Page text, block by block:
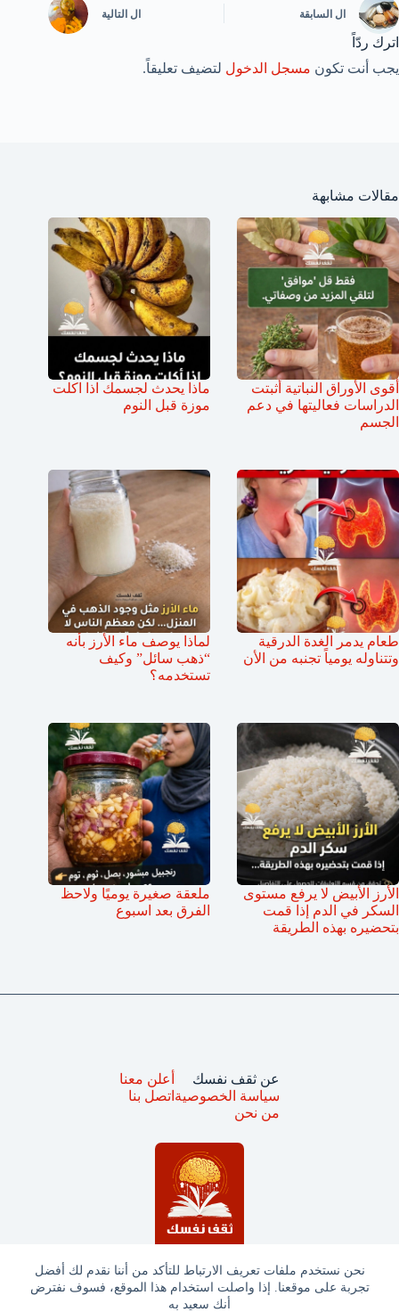
نحن نستخدم ملفات تعريف الارتباط للتأكد من أننا نقدم لك أفضل
تجربة على موقعنا. إذا واصلت استخدام هذا الموقع، فسوف نفترض
أنك سعيد به
ال السابقة ال التالية
اترك ردّاً
يجب أنت تكون مسجل الدخول لتضيف تعليقاً.
مقالات مشابهة
أقوى الأوراق النباتية أثبتت
الدراسات فعاليتها في دعم
الجسم
ماذا يحدث لجسمك اذا اكلت
موزة قبل النوم
طعام يدمر الغدة الدرقية
وتتناوله يومياً تجنبه من الأن
لماذا يوصف ماء الأرز بأنه
“ذهب سائل” وكيف
تستخدمه؟
الأرز الأبيض لا يرفع مستوى
السكر في الدم إذا قمت
بتحضيره بهذه الطريقة
ملعقة صغيرة يوميًا ولاحظ
الفرق بعد اسبوع
جميع الحقوق محفوظة © ثقف نفسك 2025
عن ثقف نفسك
سياسة الخصوصية
من نحن
أعلن معنا
اتصل بنا